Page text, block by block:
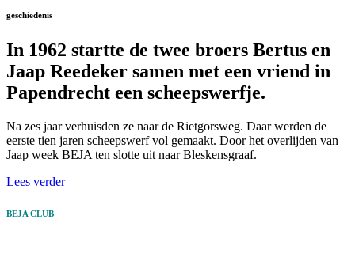
geschiedenis
In 1962 startte de twee broers Bertus en
Jaap Reedeker samen met een vriend in
Papendrecht een scheepswerfje.
Na zes jaar verhuisden ze naar de Rietgorsweg. Daar werden de
eerste tien jaren scheepswerf vol gemaakt. Door het overlijden van
Jaap week BEJA ten slotte uit naar Bleskensgraaf.
Lees verder
BEJA CLUB